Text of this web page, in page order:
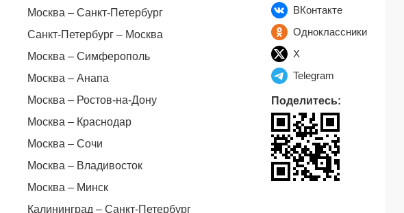
Москва – Санкт-Петербург
Санкт-Петербург – Москва
Москва – Симферополь
Москва – Анапа
Москва – Ростов-на-Дону
Москва – Краснодар
Москва – Сочи
Москва – Владивосток
Москва – Минск
Калининград – Санкт-Петербург
ВКонтакте
Одноклассники
X
Telegram
Поделитесь: